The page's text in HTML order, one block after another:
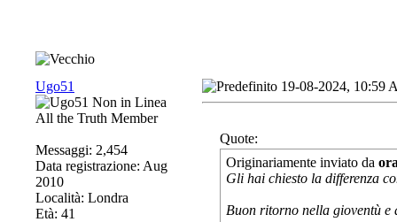
Ugo51
All the Truth Member
Messaggi: 2,454
Data registrazione: Aug
2010
Località: Londra
Età: 41
19-08-2024, 10:59
Quote:
Originariamente inviato da
Gli hai chiesto la differenza
Buon ritorno nella gioventù e